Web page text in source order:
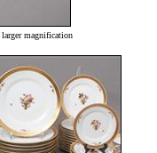
magnification